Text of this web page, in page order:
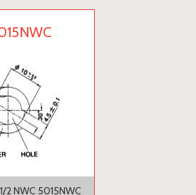
2 NWC 5015NWC